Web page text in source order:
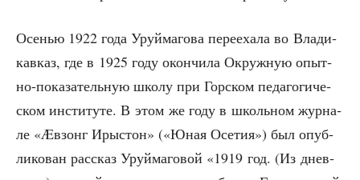
Осе­нью 1922 года Уруй­ма­го­ва пере­еха­ла во Вла­ди­
кав­каз, где в 1925 году окон­чи­ла Окруж­ную опыт­
но-пока­за­тель­ную шко­лу при Гор­ском педа­го­ги­че­
ском инсти­ту­те. В этом же году в школь­ном жур­на­
ле «Æвзонг Иры­стон» («Юная Осе­тия») был опуб­
ли­ко­ван рас­сказ Уруй­ма­го­вой «1919 год. (Из днев­